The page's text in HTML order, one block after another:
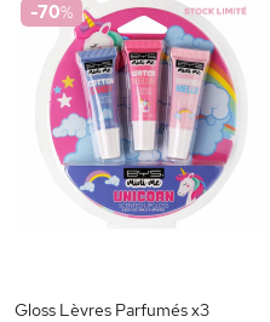
-70%
Gloss Lèvres Parfumés x3